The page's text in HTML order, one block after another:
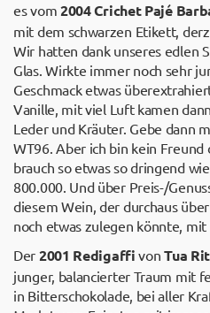
es vom 2004 Crichet Pajé
mit dem schwarzen Etikett,
Wir hatten dank unseres edlen
Glas. Wirkte immer noch sehr
Geschmack etwas
Vanille, mit viel Luft kamen
Leder und Kräuter. Gebe dann
WT96. Aber ich bin kein Freund
brauch so etwas so dringend
800.000. Und über Preis-/
diesem Wein, der durchaus
noch etwas zulegen könnte,
Der 2001 Redigaffi vonTua
junger, balancierter Traum mit
in Bitterschokolade, bei aller